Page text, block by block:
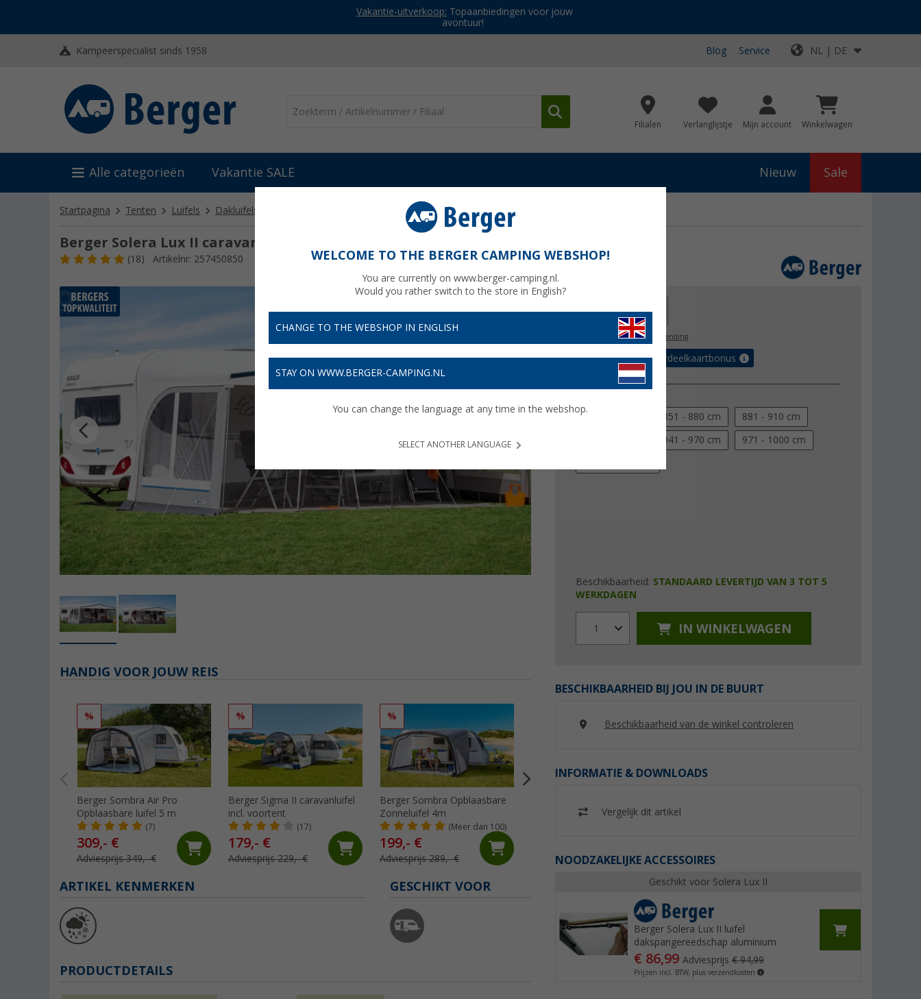
Vakantie-uitverkoop: Topaanbiedingen voor jouw
avontuur!
Kampeerspecialist sinds 1958 Blog Service NL | DE
Filialen Verlanglijstje Mijn account Winkelwagen
Alle categorieën Vakantie SALE Nieuw Sale
Startpagina Tenten Luifels Dakluifels Berger Solera Lux II caravanluifel incl. zijwanden
Berger Solera Lux II caravanluifel incl. zijwanden omloopmaat 821-850cm
(18) Artikelnr: 257450850
€ 618,00
Prijzen incl. BTWgratis verzending
18,54€ met de voordeelkaartbonus
851 - 880 cm 881 - 910 cm
941 - 970 cm 971 - 1000 cm
Beschikbaarheid: STANDAARD LEVERTIJD VAN 3 TOT 5
WERKDAGEN
1 IN WINKELWAGEN
BESCHIKBAARHEID BIJ JOU IN DE BUURT
Beschikbaarheid van de winkel controleren
INFORMATIE & DOWNLOADS
Vergelijk dit artikel
NOODZAKELIJKE ACCESSOIRES
Geschikt voor Solera Lux II
Berger Solera Lux II luifel
dakspangereedschap aluminium
€ 86,99 Adviesprijs € 94,99
Prijzen incl. BTW, plus verzendkosten
HANDIG VOOR JOUW REIS
%
Berger Sombra Air Pro
Opblaasbare luifel 5 m
(7)
309,- €
Adviesprijs 349,- €
%
Berger Sigma II caravanluifel
incl. voortent
(17)
179,- €
Adviesprijs 229,- €
%
Berger Sombra Opblaasbare
Zonneluifel 4m
(Meer dan 100)
199,- €
Adviesprijs 289,- €
beschermingsmodule
Adviesprijs 119,95 € Adviesprijs 314,- €
ARTIKEL KENMERKEN GESCHIKT VOOR
PRODUCTDETAILS
WELCOME TO THE BERGER CAMPING WEBSHOP!
You are currently on www.berger-camping.nl.
Would you rather switch to the store in English?
CHANGE TO THE WEBSHOP IN ENGLISH
STAY ON WWW.BERGER-CAMPING.NL
You can change the language at any time in the webshop.
SELECT ANOTHER LANGUAGE